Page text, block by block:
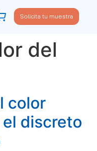
Solicita tu muestra
del
color
discreto